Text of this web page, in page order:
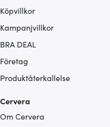
Köpvillkor
Kampanjvillkor
BRA DEAL
Företag
Produktåterkallelse
Cervera
Om Cervera